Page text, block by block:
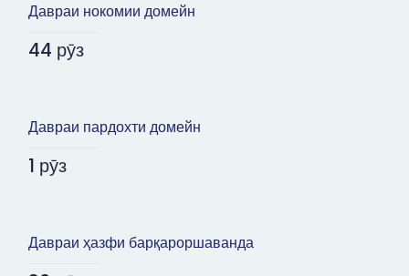
Давраи нокомии домейн
44 рӯз
Давраи пардохти домейн
1 рӯз
Давраи ҳазфи барқароршаванда